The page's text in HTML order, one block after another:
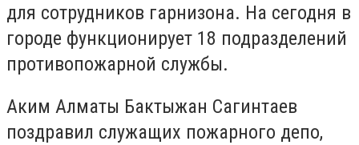
для сотрудников гарнизона. На сегодня в
городе функционирует 18 подразделений
противопожарной службы.
Аким Алматы Бактыжан Сагинтаев
поздравил служащих пожарного депо,